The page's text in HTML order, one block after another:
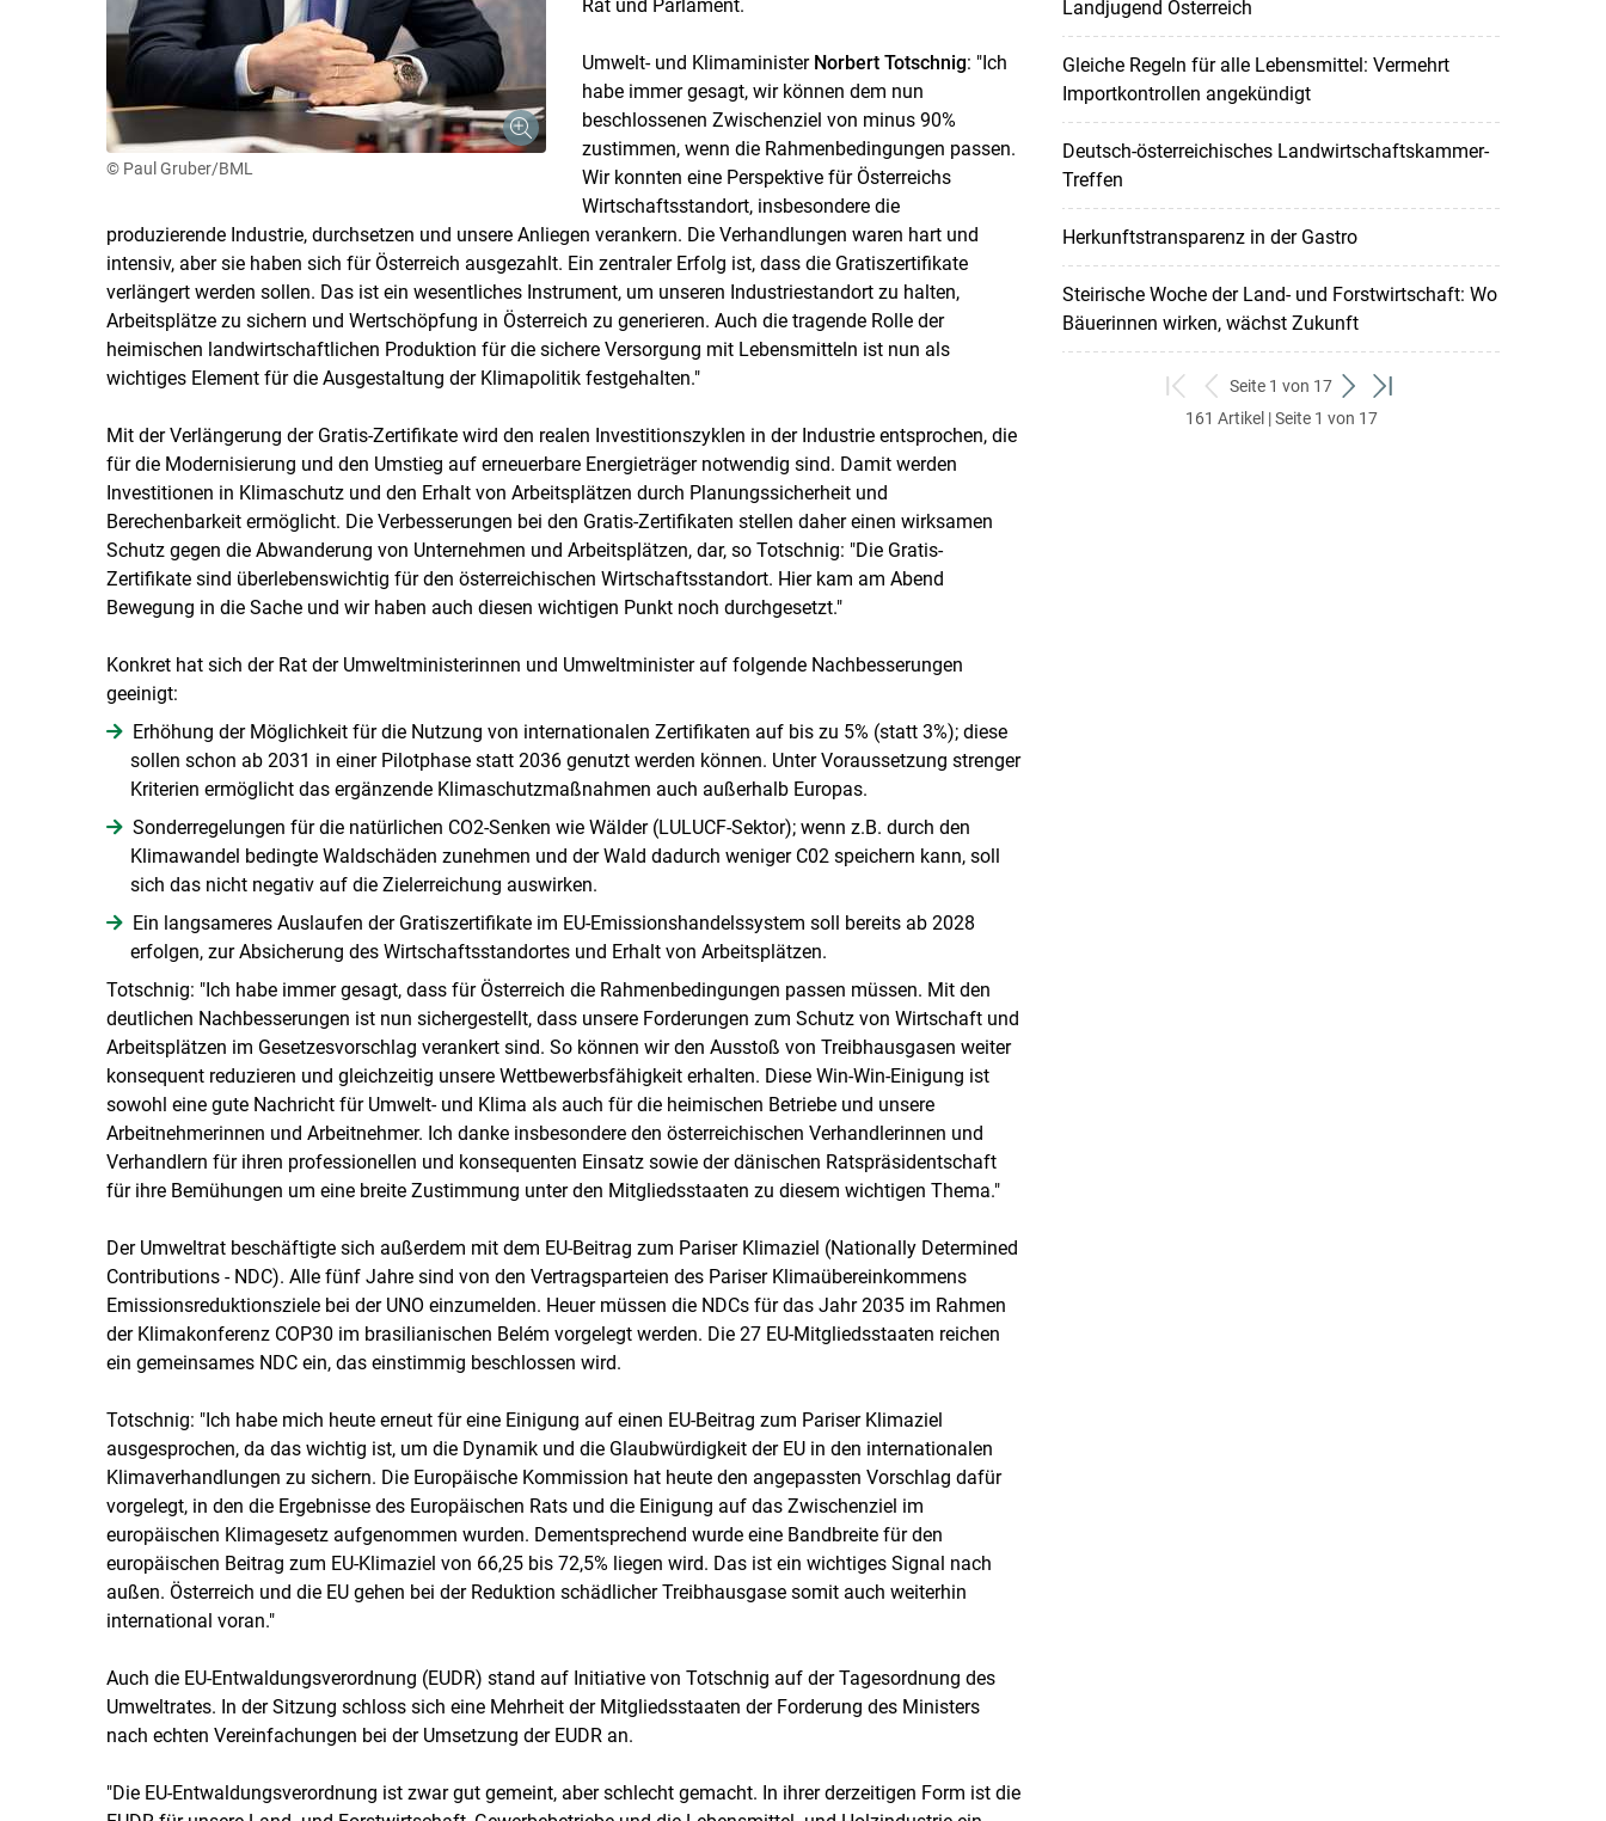
Skip to main content
© Paul Gruber/BML
Rat und Parlament.
Umwelt- und Klimaminister Norbert Totschnig: "Ich
habe immer gesagt, wir können dem nun
beschlossenen Zwischenziel von minus 90%
zustimmen, wenn die Rahmenbedingungen passen.
Wir konnten eine Perspektive für Österreichs
Wirtschaftsstandort, insbesondere die
produzierende Industrie, durchsetzen und unsere Anliegen verankern. Die Verhandlungen waren hart und
intensiv, aber sie haben sich für Österreich ausgezahlt. Ein zentraler Erfolg ist, dass die Gratiszertifikate
verlängert werden sollen. Das ist ein wesentliches Instrument, um unseren Industriestandort zu halten,
Arbeitsplätze zu sichern und Wertschöpfung in Österreich zu generieren. Auch die tragende Rolle der
heimischen landwirtschaftlichen Produktion für die sichere Versorgung mit Lebensmitteln ist nun als
wichtiges Element für die Ausgestaltung der Klimapolitik festgehalten."
Mit der Verlängerung der Gratis-Zertifikate wird den realen Investitionszyklen in der Industrie entsprochen, die
für die Modernisierung und den Umstieg auf erneuerbare Energieträger notwendig sind. Damit werden
Investitionen in Klimaschutz und den Erhalt von Arbeitsplätzen durch Planungssicherheit und
Berechenbarkeit ermöglicht. Die Verbesserungen bei den Gratis-Zertifikaten stellen daher einen wirksamen
Schutz gegen die Abwanderung von Unternehmen und Arbeitsplätzen, dar, so Totschnig: "Die Gratis-
Zertifikate sind überlebenswichtig für den österreichischen Wirtschaftsstandort. Hier kam am Abend
Bewegung in die Sache und wir haben auch diesen wichtigen Punkt noch durchgesetzt."
Konkret hat sich der Rat der Umweltministerinnen und Umweltminister auf folgende Nachbesserungen
geeinigt:
Erhöhung der Möglichkeit für die Nutzung von internationalen Zertifikaten auf bis zu 5% (statt 3%); diese
sollen schon ab 2031 in einer Pilotphase statt 2036 genutzt werden können. Unter Voraussetzung strenger
Kriterien ermöglicht das ergänzende Klimaschutzmaßnahmen auch außerhalb Europas.
Sonderregelungen für die natürlichen CO2-Senken wie Wälder (LULUCF-Sektor); wenn z.B. durch den
Klimawandel bedingte Waldschäden zunehmen und der Wald dadurch weniger C02 speichern kann, soll
sich das nicht negativ auf die Zielerreichung auswirken.
Ein langsameres Auslaufen der Gratiszertifikate im EU-Emissionshandelssystem soll bereits ab 2028
erfolgen, zur Absicherung des Wirtschaftsstandortes und Erhalt von Arbeitsplätzen.
Totschnig: "Ich habe immer gesagt, dass für Österreich die Rahmenbedingungen passen müssen. Mit den
deutlichen Nachbesserungen ist nun sichergestellt, dass unsere Forderungen zum Schutz von Wirtschaft und
Arbeitsplätzen im Gesetzesvorschlag verankert sind. So können wir den Ausstoß von Treibhausgasen weiter
konsequent reduzieren und gleichzeitig unsere Wettbewerbsfähigkeit erhalten. Diese Win-Win-Einigung ist
sowohl eine gute Nachricht für Umwelt- und Klima als auch für die heimischen Betriebe und unsere
Arbeitnehmerinnen und Arbeitnehmer. Ich danke insbesondere den österreichischen Verhandlerinnen und
Verhandlern für ihren professionellen und konsequenten Einsatz sowie der dänischen Ratspräsidentschaft
für ihre Bemühungen um eine breite Zustimmung unter den Mitgliedsstaaten zu diesem wichtigen Thema."
Der Umweltrat beschäftigte sich außerdem mit dem EU-Beitrag zum Pariser Klimaziel (Nationally Determined
Contributions - NDC). Alle fünf Jahre sind von den Vertragsparteien des Pariser Klimaübereinkommens
Emissionsreduktionsziele bei der UNO einzumelden. Heuer müssen die NDCs für das Jahr 2035 im Rahmen
der Klimakonferenz COP30 im brasilianischen Belém vorgelegt werden. Die 27 EU-Mitgliedsstaaten reichen
ein gemeinsames NDC ein, das einstimmig beschlossen wird.
Totschnig: "Ich habe mich heute erneut für eine Einigung auf einen EU-Beitrag zum Pariser Klimaziel
ausgesprochen, da das wichtig ist, um die Dynamik und die Glaubwürdigkeit der EU in den internationalen
Klimaverhandlungen zu sichern. Die Europäische Kommission hat heute den angepassten Vorschlag dafür
vorgelegt, in den die Ergebnisse des Europäischen Rats und die Einigung auf das Zwischenziel im
europäischen Klimagesetz aufgenommen wurden. Dementsprechend wurde eine Bandbreite für den
europäischen Beitrag zum EU-Klimaziel von 66,25 bis 72,5% liegen wird. Das ist ein wichtiges Signal nach
außen. Österreich und die EU gehen bei der Reduktion schädlicher Treibhausgase somit auch weiterhin
international voran."
Auch die EU-Entwaldungsverordnung (EUDR) stand auf Initiative von Totschnig auf der Tagesordnung des
Umweltrates. In der Sitzung schloss sich eine Mehrheit der Mitgliedsstaaten der Forderung des Ministers
nach echten Vereinfachungen bei der Umsetzung der EUDR an.
"Die EU-Entwaldungsverordnung ist zwar gut gemeint, aber schlecht gemacht. In ihrer derzeitigen Form ist die
Landjugend Österreich
Gleiche Regeln für alle Lebensmittel: Vermehrt
Importkontrollen angekündigt
Deutsch-österreichisches Landwirtschaftskammer-
Treffen
Herkunftstransparenz in der Gastro
Steirische Woche der Land- und Forstwirtschaft: Wo
Bäuerinnen wirken, wächst Zukunft
zum
ersten
zurück
zum
Seite 1 von 17
weiter
zum
zum
161 Artikel | Seite 1 von 17